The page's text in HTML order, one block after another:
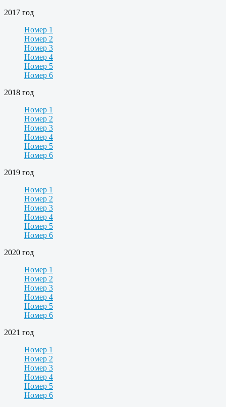
2017 год
Номер 1
Номер 2
Номер 3
Номер 4
Номер 5
Номер 6
2018 год
Номер 1
Номер 2
Номер 3
Номер 4
Номер 5
Номер 6
2019 год
Номер 1
Номер 2
Номер 3
Номер 4
Номер 5
Номер 6
2020 год
Номер 1
Номер 2
Номер 3
Номер 4
Номер 5
Номер 6
2021 год
Номер 1
Номер 2
Номер 3
Номер 4
Номер 5
Номер 6